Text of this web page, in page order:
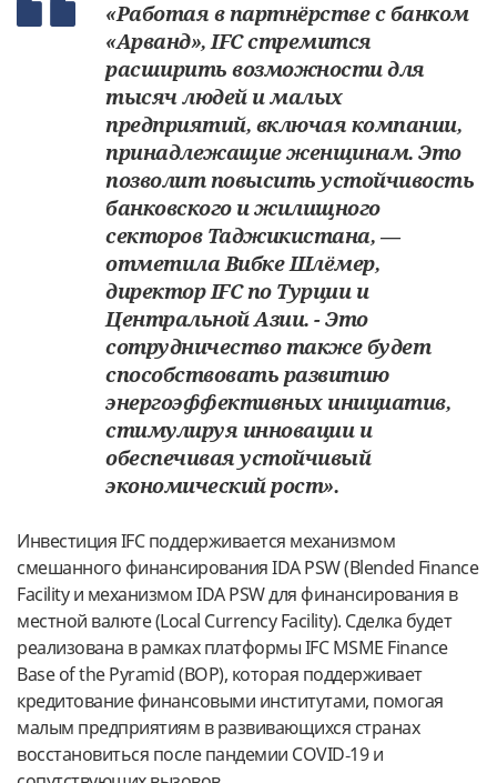
«Работая в партнёрстве с банком
«Арванд», IFC стремится
расширить возможности для
тысяч людей и малых
предприятий, включая компании,
принадлежащие женщинам. Это
позволит повысить устойчивость
банковского и жилищного
секторов Таджикистана, —
отметила Вибке Шлёмер,
директор IFC по Турции и
Центральной Азии. - Это
сотрудничество также будет
способствовать развитию
энергоэффективных инициатив,
стимулируя инновации и
обеспечивая устойчивый
экономический рост».
Инвестиция IFC поддерживается механизмом
смешанного финансирования IDA PSW (Blended Finance
Facility и механизмом IDA PSW для финансирования в
местной валюте (Local Currency Facility). Сделка будет
реализована в рамках платформы IFC MSME Finance
Base of the Pyramid (BOP), которая поддерживает
кредитование финансовыми институтами, помогая
малым предприятиям в развивающихся странах
восстановиться после пандемии COVID‑19 и